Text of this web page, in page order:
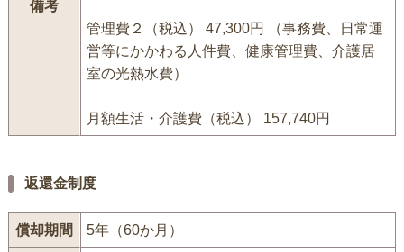
備考
管理費２（税込） 47,300円 （事務費、日常運
営等にかかわる人件費、健康管理費、介護居
室の光熱水費）
月額生活・介護費（税込） 157,740円
返還金制度
償却期間 5年（60か月）